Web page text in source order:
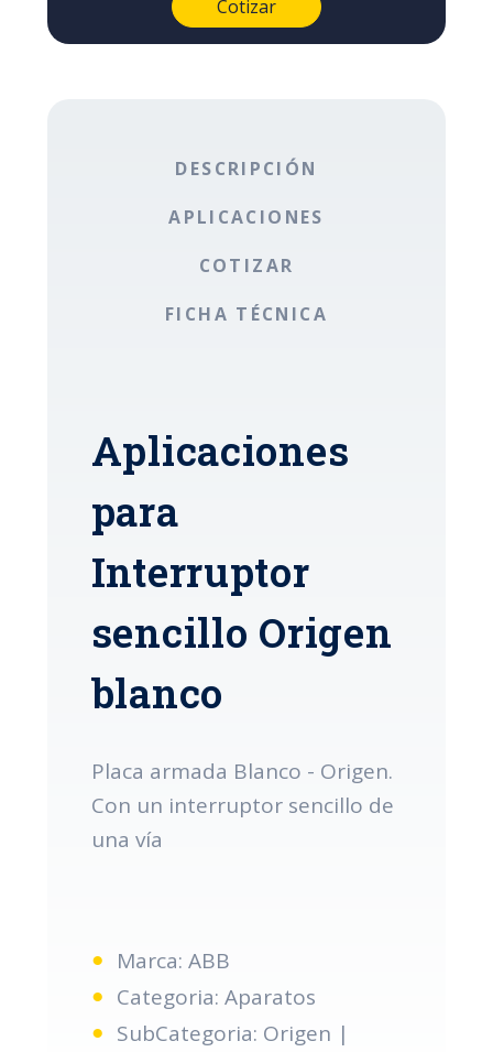
DESCRIPCIÓN
APLICACIONES
COTIZAR
FICHA TÉCNICA
Aplicaciones
para
Interruptor
sencillo Origen
blanco
Placa armada Blanco - Origen.
Con un interruptor sencillo de
una vía
Marca: ABB
Categoria: Aparatos
SubCategoria: Origen |